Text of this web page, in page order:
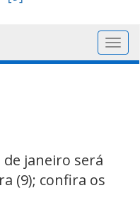
de janeiro será
(9); confira os